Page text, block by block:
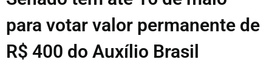
para votar valor permanente de
R$ 400 do Auxílio Brasil